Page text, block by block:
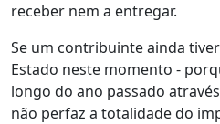
receber nem a entregar.
Se um contribuinte ainda
Estado neste momento -
longo do ano passado
não perfaz a totalidade do